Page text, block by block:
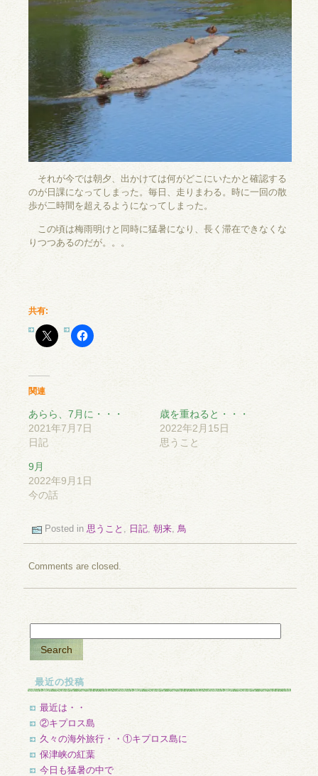
それが今では朝夕、出かけては何がどこにいたかと確認する
のが日課になってしまった。毎日、走りまわる。時に一回の散
歩が二時間を超えるようになってしまった。
この頃は梅雨明けと同時に猛暑になり、長く滞在できなくな
りつつあるのだが。。。
共有:
関連
あらら、7月に・・・
2021年7月7日
日記
歳を重ねると・・・
2022年2月15日
思うこと
9月
2022年9月1日
今の話
Posted in 思うこと 日記, 朝来, 鳥
Comments are closed.
最近の投稿
最近は・・
②キプロス島
久々の海外旅行・・①キプロス島に
保津峡の紅葉
今日も猛暑の中で